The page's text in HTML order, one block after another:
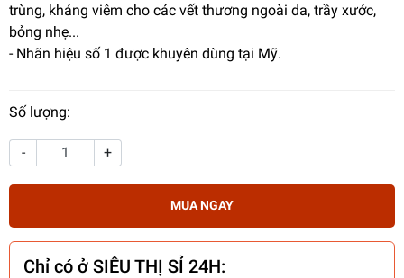
trùng, kháng viêm cho các vết thương ngoài da, trầy xước,
bỏng nhẹ...
- Nhãn hiệu số 1 được khuyên dùng tại Mỹ.
Số lượng:
- +
MUA NGAY
Chỉ có ở SIÊU THỊ SỈ 24H: